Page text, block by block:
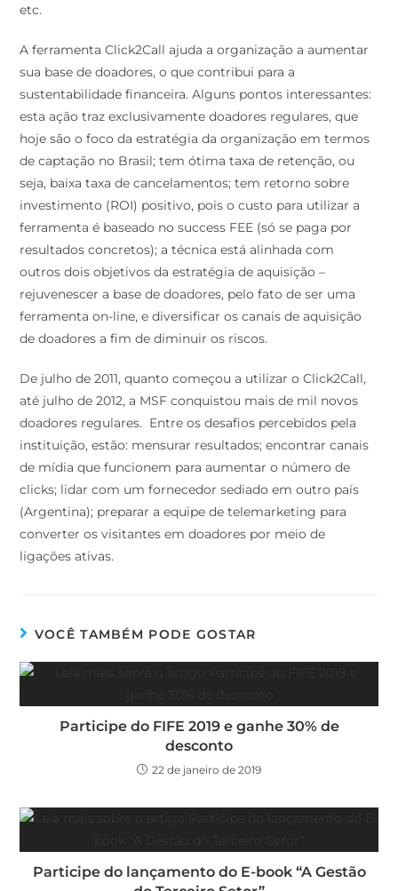
etc.
A ferramenta Click2Call ajuda a organização a aumentar
sua base de doadores, o que contribui para a
sustentabilidade financeira. Alguns pontos interessantes:
esta ação traz exclusivamente doadores regulares, que
hoje são o foco da estratégia da organização em termos
de captação no Brasil; tem ótima taxa de retenção, ou
seja, baixa taxa de cancelamentos; tem retorno sobre
investimento (ROI) positivo, pois o custo para utilizar a
ferramenta é baseado no success FEE (só se paga por
resultados concretos); a técnica está alinhada com
outros dois objetivos da estratégia de aquisição –
rejuvenescer a base de doadores, pelo fato de ser uma
ferramenta on-line, e diversificar os canais de aquisição
de doadores a fim de diminuir os riscos.
De julho de 2011, quanto começou a utilizar o Click2Call,
até julho de 2012, a MSF conquistou mais de mil novos
doadores regulares. Entre os desafios percebidos pela
instituição, estão: mensurar resultados; encontrar canais
de mídia que funcionem para aumentar o número de
clicks; lidar com um fornecedor sediado em outro país
(Argentina); preparar a equipe de telemarketing para
converter os visitantes em doadores por meio de
ligações ativas.
VOCÊ TAMBÉM PODE GOSTAR
Participe do FIFE 2019 e ganhe 30% de
desconto
22 de janeiro de 2019
Participe do lançamento do E-book “A Gestão